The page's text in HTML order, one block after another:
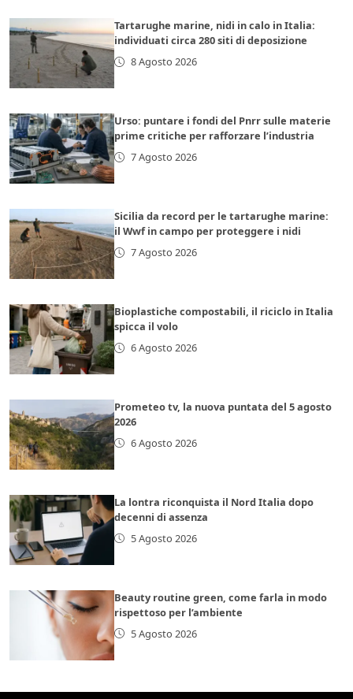
Tartarughe marine, nidi in calo in Italia:
individuati circa 280 siti di deposizione
8 Agosto 2026
Urso: puntare i fondi del Pnrr sulle materie
prime critiche per rafforzare l’industria
7 Agosto 2026
Sicilia da record per le tartarughe marine:
il Wwf in campo per proteggere i nidi
7 Agosto 2026
Bioplastiche compostabili, il riciclo in Italia
spicca il volo
6 Agosto 2026
Prometeo tv, la nuova puntata del 5 agosto
2026
6 Agosto 2026
La lontra riconquista il Nord Italia dopo
decenni di assenza
5 Agosto 2026
Beauty routine green, come farla in modo
rispettoso per l’ambiente
5 Agosto 2026